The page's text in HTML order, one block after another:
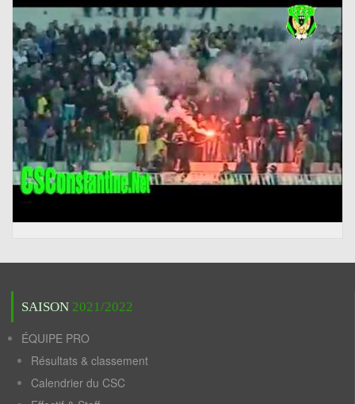
SAISON 2021/2022
ÉQUIPE PRO
Résultats & classement
Calendrier du CSC